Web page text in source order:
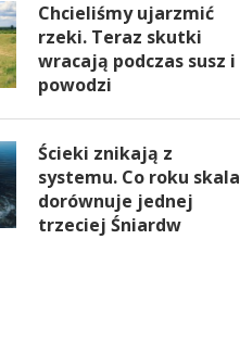
Chcieliśmy ujarzmić
rzeki. Teraz skutki
wracają podczas susz i
powodzi
Ścieki znikają z
systemu. Co roku skala
dorównuje jednej
trzeciej Śniardw